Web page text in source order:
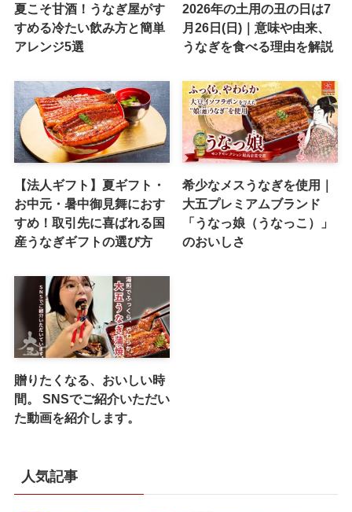
夏こそ甘酒！うなぎ屋がす
すめる冷たい飲み方と簡単
アレンジ5選
2026年の土用の丑の日は7
月26日(日)｜意味や由来、
うなぎを食べる理由を解説
【法人ギフト】夏ギフト・
お中元・暑中御見舞におす
すめ！取引先に喜ばれる国
産うなぎギフトの選び方
希少なメスうなぎを使用｜
大五プレミアムブランド
「うなっ娘（うなっこ）」
のおいしさ
贈りたくなる、おいしい時
間。 SNSでご紹介いただい
た動画を紹介します。
人気記事